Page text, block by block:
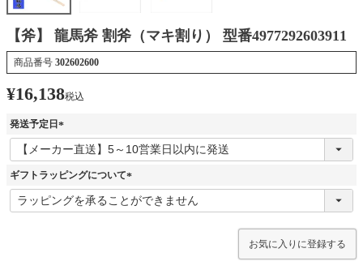
【斧】 龍馬斧 割斧（マキ割り） 型番4977292603911
商品番号 302602600
¥16,138税込
発送予定日
(
必
須
ギフトラッピングについて
(
必
お気に入りに登録する